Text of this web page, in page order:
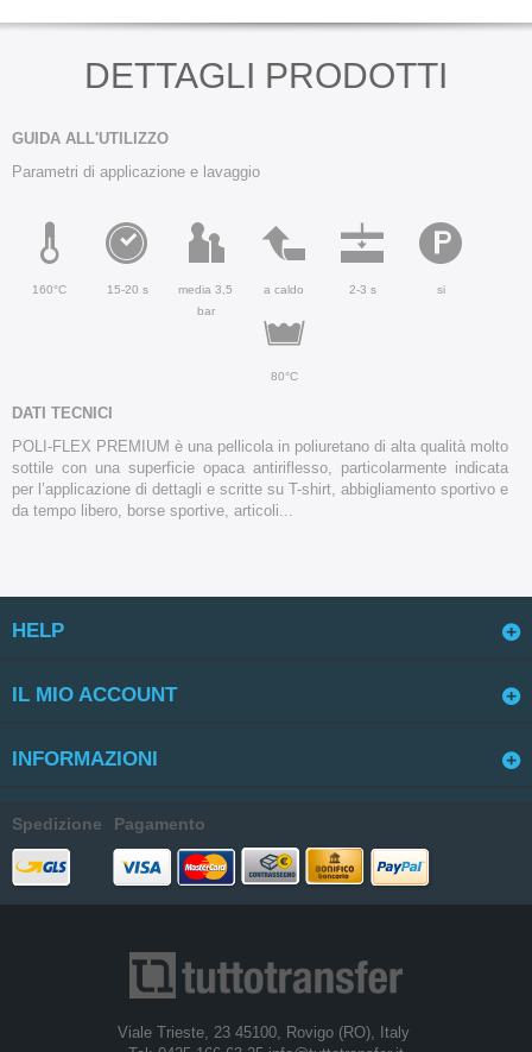
DETTAGLI PRODOTTI
GUIDA ALL'UTILIZZO
Parametri di applicazione e lavaggio
160°C 15-20 s
media 3,5
bar
a caldo 2-3 s si
80°C
DATI TECNICI
POLI-FLEX PREMIUM è una pellicola in poliuretano di alta qualità molto
sottile con una superficie opaca antiriflesso, particolarmente indicata
per l’applicazione di dettagli e scritte su T-shirt, abbigliamento sportivo e
da tempo libero, borse sportive, articoli...
HELP
IL MIO ACCOUNT
INFORMAZIONI
Spedizione Pagamento
Viale Trieste, 23 45100, Rovigo (RO), Italy